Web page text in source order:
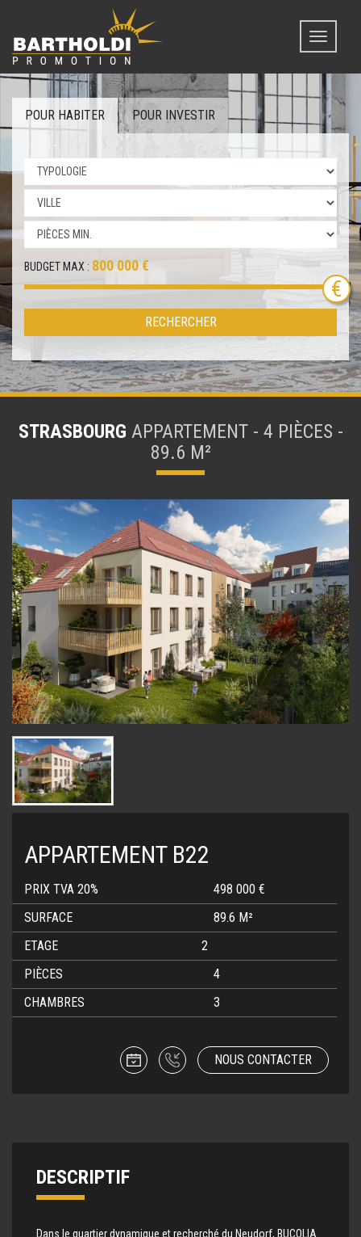
Toggle
POUR HABITER POUR INVESTIR
BUDGET MAX : 800 000 €
RECHERCHER
STRASBOURG APPARTEMENT - 4 PIÈCES -
89.6 M²
APPARTEMENT B22
PRIX TVA 20%
498 000 €
SURFACE
89.6 M²
ETAGE
2
PIÈCES
4
CHAMBRES
3
NOUS CONTACTER
DESCRIPTIF
Dans le quartier dynamique et recherché du Neudorf, BUCOLIA